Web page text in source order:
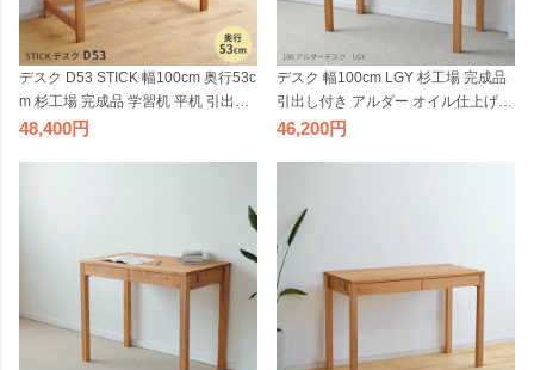
デスク D53 STICK 幅100cm 奥行53c
m 杉工場 完成品 学習机 平机 引出し
付き 国産 日本製 低ホルム アルダー
48,400
デスク 幅100cm LGY 杉工場 完成品
引出し付き アルダー オイル仕上げ
シンプル天然木 学習机 平机 奥行き
46,200